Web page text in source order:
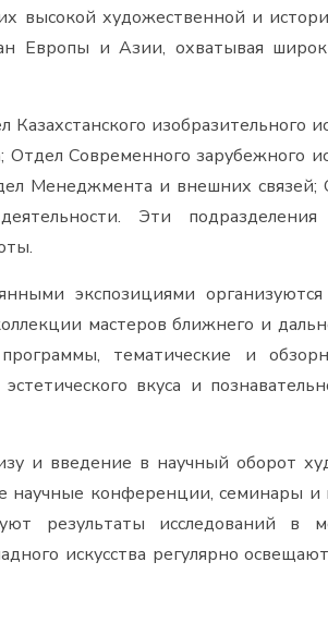
высокой художественной и
Европы и Азии, охватывая
изобразительного
Отдел Современного зарубежного
Менеджмента и внешних связей;
Эти подразделения
экспозициями организуются
мастеров ближнего и
тематические и
вкуса и
и введение в научный оборот
научные конференции, семинары и
результаты исследований в
искусства регулярно